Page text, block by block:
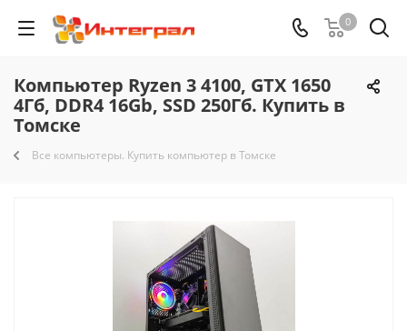
0
Компьютер Ryzen 3 4100, GTX 1650
4Гб, DDR4 16Gb, SSD 250Гб. Купить в
Томске
Все компьютеры. Купить компьютер в Томске